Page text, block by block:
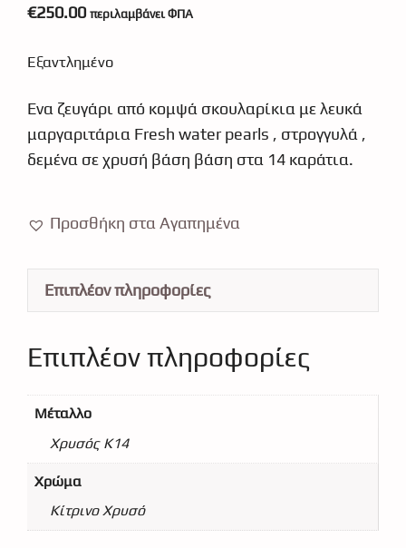
€250.00 περιλαμβάνει ΦΠΑ
Εξαντλημένο
Ένα ζευγάρι από κομψά σκουλαρίκια με λευκά
μαργαριτάρια Fresh water pearls , στρογγυλά ,
δεμένα σε χρυσή βάση βάση στα 14 καράτια.
Προσθήκη στα Αγαπημένα
Επιπλέον πληροφορίες
Επιπλέον πληροφορίες
Μέταλλο
Χρυσός Κ14
Χρώμα
Κίτρινο Χρυσό